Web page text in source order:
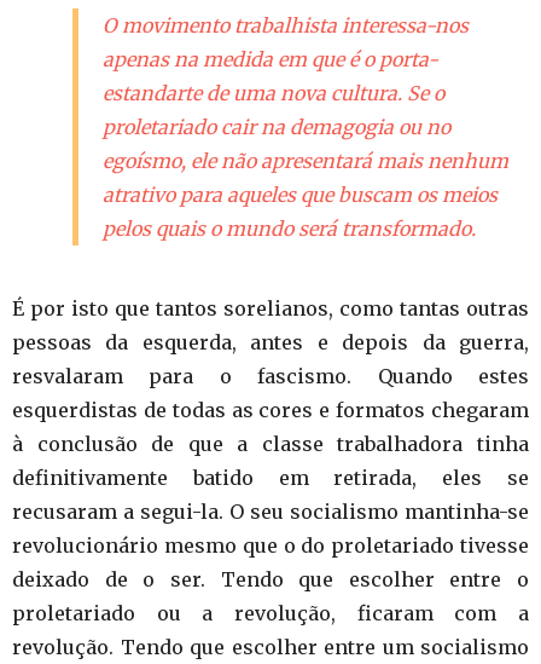
O movimento trabalhista interessa-nos
apenas na medida em que é o porta-
estandarte de uma nova cultura. Se o
proletariado cair na demagogia ou no
egoísmo, ele não apresentará mais nenhum
atrativo para aqueles que buscam os meios
pelos quais o mundo será transformado.
É por isto que tantos sorelianos, como tantas outras
pessoas da esquerda, antes e depois da guerra,
resvalaram para o fascismo. Quando estes
esquerdistas de todas as cores e formatos chegaram
à conclusão de que a classe trabalhadora tinha
definitivamente batido em retirada, eles se
recusaram a segui-la. O seu socialismo mantinha-se
revolucionário mesmo que o do proletariado tivesse
deixado de o ser. Tendo que escolher entre o
proletariado ou a revolução, ficaram com a
revolução. Tendo que escolher entre um socialismo